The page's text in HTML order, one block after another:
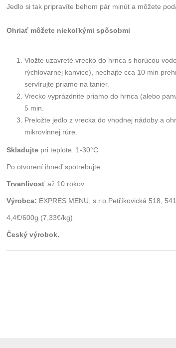
Jedlo si tak pripravíte behom pár minút a môžete
Ohriať môžete niekoľkými spôsobmi
Vložte uzavreté vrecko do hrnca s horúcou
rýchlovarnej kanvice), nechajte cca 10 min
servírujte priamo na tanier.
Vrecko vyprázdnite priamo do hrnca (alebo
5 min.
Preložte jedlo z vrecka do vhodnej nádoby a
mikrovlnnej rúre.
Skladujte pri teplote 1-30°C
Po otvorení ihneď spotrebujte
Trvanlivosť až 10 rokov
Výrobca: EXPRES MENU, s.r.o.Petříkovická 518,
4,4€/600g (7,33€/kg)
Český výrobok.